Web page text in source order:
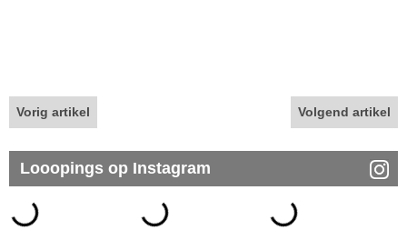
Vorig artikel Volgend artikel
Looopings op Instagram